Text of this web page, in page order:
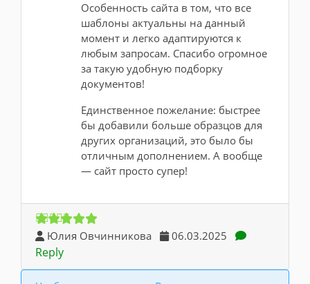
Особенность сайта в том, что все
шаблоны актуальны на данный
момент и легко адаптируются к
любым запросам. Спасибо огромное
за такую удобную подборку
документов!
Единственное пожелание: быстрее
бы добавили больше образцов для
других организаций, это было бы
отличным дополнением. А вообще
— сайт просто супер!
Юлия Овчинникова 06.03.2025
Reply